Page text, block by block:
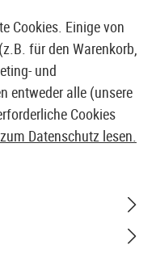
& GROßHÄNDLER
Cookies. Einige von
für den Warenkorb,
und
entweder alle (unsere
Cookies
Datenschutz lesen.